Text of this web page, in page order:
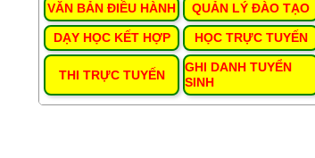
VĂN BẢN ĐIỀU HÀNH QUẢN LÝ ĐÀO TẠO
DẠY HỌC KẾT HỢP HỌC TRỰC TUYẾN
THI TRỰC TUYẾN
GHI DANH TUYỂN
SINH